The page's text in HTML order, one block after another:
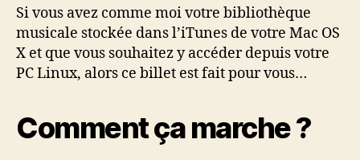
musique
de
son
Mac
sous
Si vous avez comme moi votre bibliothèque
musicale stockée dans l’iTunes de votre Mac OS
X et que vous souhaitez y accéder depuis votre
PC Linux, alors ce billet est fait pour vous…
Comment ça marche ?